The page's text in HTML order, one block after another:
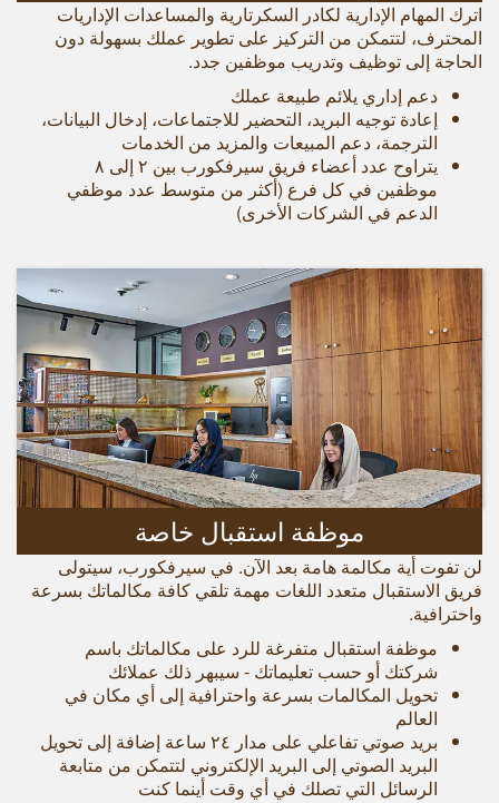
اترك المهام الإدارية لكادر السكرتارية والمساعدات الإداريات
المحترف، لتتمكن من التركيز على تطوير عملك بسهولة دون
الحاجة إلى توظيف وتدريب موظفين جدد.
دعم إداري يلائم طبيعة عملك
إعادة توجيه البريد، التحضير للاجتماعات، إدخال البيانات،
الترجمة، دعم المبيعات والمزيد من الخدمات
يتراوح عدد أعضاء فريق سيرفكورب بين ۲ إلى ۸
موظفين في كل فرع (أكثر من متوسط عدد موظفي
الدعم في الشركات الأخرى)
موظفة استقبال خاصة
لن تفوت أية مكالمة هامة بعد الآن. في سيرفكورب، سيتولى
فريق الاستقبال متعدد اللغات مهمة تلقي كافة مكالماتك بسرعة
واحترافية.
موظفة استقبال متفرغة للرد على مكالماتك باسم
شركتك أو حسب تعليماتك - سيبهر ذلك عملائك
تحويل المكالمات بسرعة واحترافية إلى أي مكان في
العالم
بريد صوتي تفاعلي على مدار ۲٤ ساعة إضافة إلى تحويل
البريد الصوتي إلى البريد الإلكتروني لتتمكن من متابعة
الرسائل التي تصلك في أي وقت أينما كنت